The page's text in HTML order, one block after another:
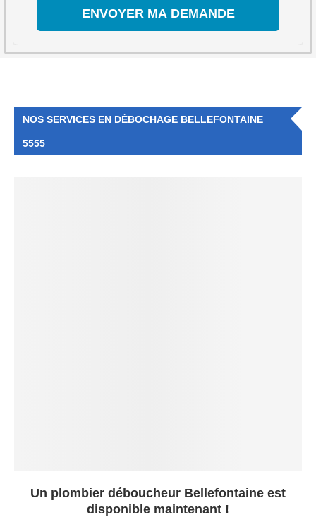
NOS SERVICES EN DÉBOCHAGE BELLEFONTAINE
5555
Un plombier déboucheur Bellefontaine est
disponible maintenant !